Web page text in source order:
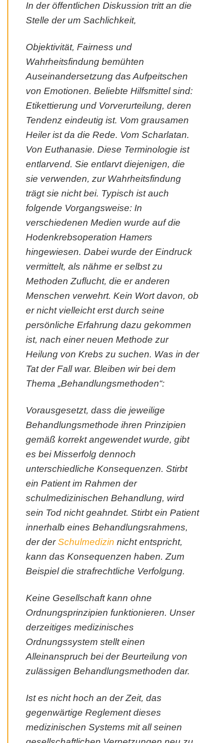
In der öffentlichen Diskussion tritt an die
Stelle der um Sachlichkeit,
Objektivität, Fairness und
Wahrheitsfindung bemühten
Auseinandersetzung das Aufpeitschen
von Emotionen. Beliebte Hilfsmittel sind:
Etikettierung und Vorverurteilung, deren
Tendenz eindeutig ist. Vom grausamen
Heiler ist da die Rede. Vom Scharlatan.
Von Euthanasie. Diese Terminologie ist
entlarvend. Sie entlarvt diejenigen, die
sie verwenden, zur Wahrheitsfindung
trägt sie nicht bei. Typisch ist auch
folgende Vorgangsweise: In
verschiedenen Medien wurde auf die
Hodenkrebsoperation Hamers
hingewiesen. Dabei wurde der Eindruck
vermittelt, als nähme er selbst zu
Methoden Zuflucht, die er anderen
Menschen verwehrt. Kein Wort davon, ob
er nicht vielleicht erst durch seine
persönliche Erfahrung dazu gekommen
ist, nach einer neuen Methode zur
Heilung von Krebs zu suchen. Was in der
Tat der Fall war. Bleiben wir bei dem
Thema „Behandlungsmethoden“:
Vorausgesetzt, dass die jeweilige
Behandlungsmethode ihren Prinzipien
gemäß korrekt angewendet wurde, gibt
es bei Misserfolg dennoch
unterschiedliche Konsequenzen. Stirbt
ein Patient im Rahmen der
schulmedizinischen Behandlung, wird
sein Tod nicht geahndet. Stirbt ein Patient
innerhalb eines Behandlungsrahmens,
der derSchulmedizin nicht entspricht,
kann das Konsequenzen haben. Zum
Beispiel die strafrechtliche Verfolgung.
Keine Gesellschaft kann ohne
Ordnungsprinzipien funktionieren. Unser
derzeitiges medizinisches
Ordnungssystem stellt einen
Alleinanspruch bei der Beurteilung von
zulässigen Behandlungsmethoden dar.
Ist es nicht hoch an der Zeit, das
gegenwärtige Reglement dieses
medizinischen Systems mit all seinen